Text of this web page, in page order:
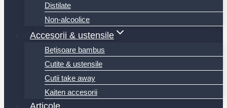
Distilate
Non-alcoolice
Accesorii & ustensile
Bețișoare bambus
Cutite & ustensile
Cutii take away
Kaiten accesorii
Articole